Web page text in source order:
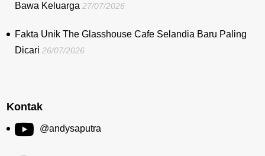
Bawa Keluarga 27/07/2026
Fakta Unik The Glasshouse Cafe Selandia Baru Paling
Dicari 26/07/2026
Kontak
@andysaputra